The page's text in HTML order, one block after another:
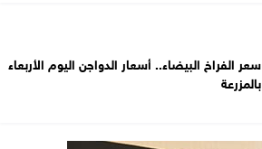
سعر الفراخ البيضاء.. أسعار الدواجن اليوم الأربعاء
بالمزرعة